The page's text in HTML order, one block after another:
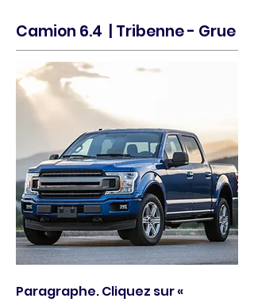
Camion 6.4 | Tribenne - Grue
Paragraphe. Cliquez sur «